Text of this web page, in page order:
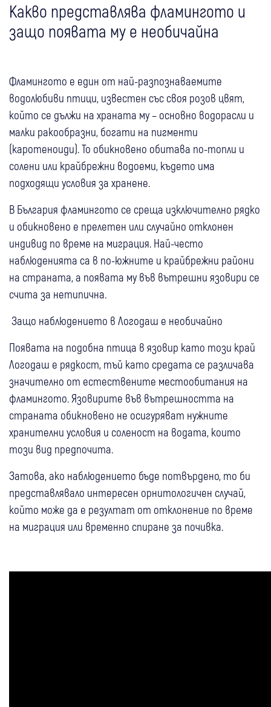
Какво представлява фламингото и
защо появата му е необичайна
Фламингото е един от най-разпознаваемите
водолюбиви птици, известен със своя розов цвят,
който се дължи на храната му – основно водорасли и
малки ракообразни, богати на пигменти
(каротеноиди). То обикновено обитава по-топли и
солени или крайбрежни водоеми, където има
подходящи условия за хранене.
В България фламингото се среща изключително рядко
и обикновено е прелетен или случайно отклонен
индивид по време на миграция. Най-често
наблюденията са в по-южните и крайбрежни райони
на страната, а появата му във вътрешни язовири се
счита за нетипична.
Защо наблюдението в Логодаш е необичайно
Появата на подобна птица в язовир като този край
Логодаш е рядкост, тъй като средата се различава
значително от естествените местообитания на
фламингото. Язовирите във вътрешността на
страната обикновено не осигуряват нужните
хранителни условия и соленост на водата, които
този вид предпочита.
Затова, ако наблюдението бъде потвърдено, то би
представлявало интересен орнитологичен случай,
който може да е резултат от отклонение по време
на миграция или временно спиране за почивка.